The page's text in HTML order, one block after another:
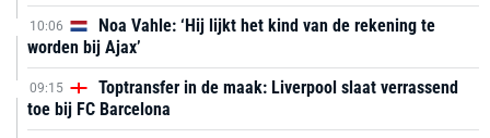
10:06
Noa Vahle: ‘Hij lijkt het kind van de rekening te
worden bij Ajax’
09:15
Toptransfer in de maak: Liverpool slaat verrassend
toe bij FC Barcelona